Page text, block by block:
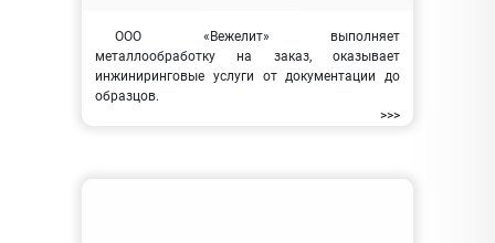
ООО «Вежелит» выполняет
металлообработку на заказ, оказывает
инжиниринговые услуги от документации до
образцов.
>>>